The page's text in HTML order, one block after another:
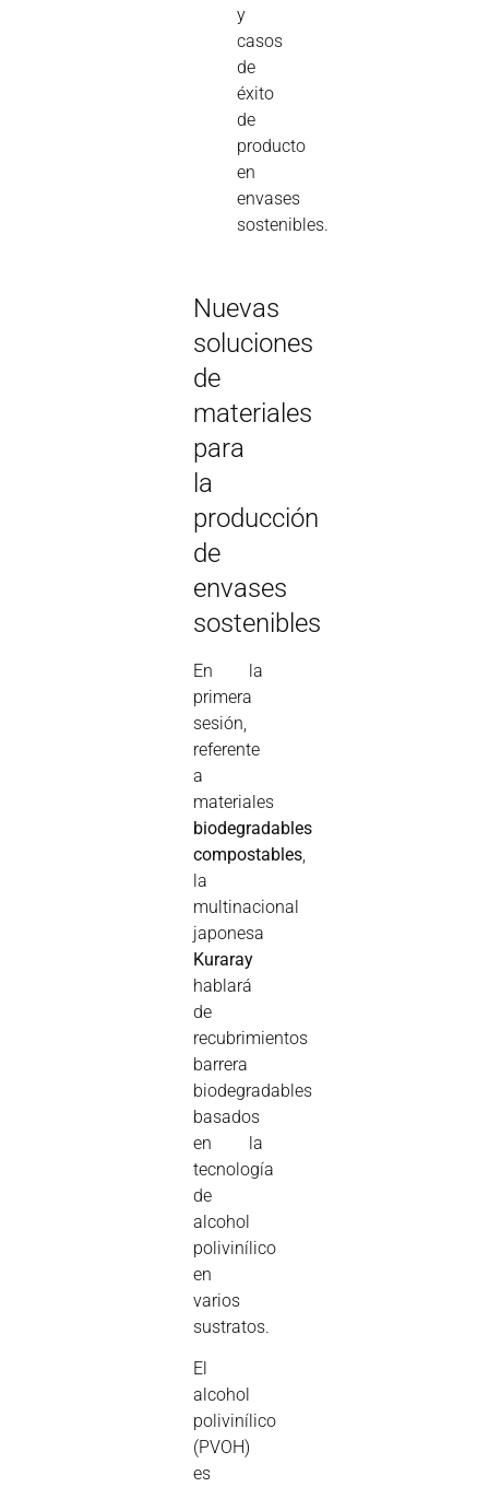
y
casos
de
éxito
de
producto
en
envases
sostenibles.
Nuevas
soluciones
de
materiales
para
la
producción
de
envases
sostenibles
En la
primera
sesión,
referente
a
materiales
biodegradables
compostables
la
multinacional
japonesa
Kuraray
hablará
de
recubrimientos
barrera
biodegradables
basados
en la
tecnología
de
alcohol
polivinílico
en
varios
sustratos.
El
alcohol
polivinílico
(PVOH)
es